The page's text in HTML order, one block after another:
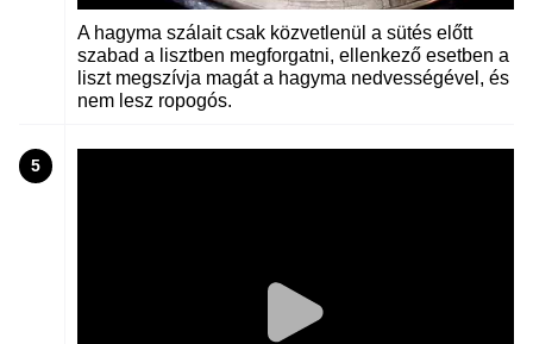
A hagyma szálait csak közvetlenül a sütés előtt
szabad a lisztben megforgatni, ellenkező esetben a
liszt megszívja magát a hagyma nedvességével, és
nem lesz ropogós.
5